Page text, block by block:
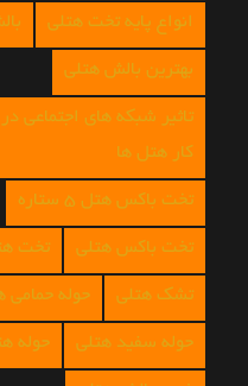
انواع پایه تخت هتلی
بهترین بالش هتلی
تاثیر شبکه های اجتماعی
کار هتل ها
تخت باکس هتل 5 ستاره
تخت باکس هتلی تخت
تشک هتلی حوله حمامی
حوله سفید هتلی حوله